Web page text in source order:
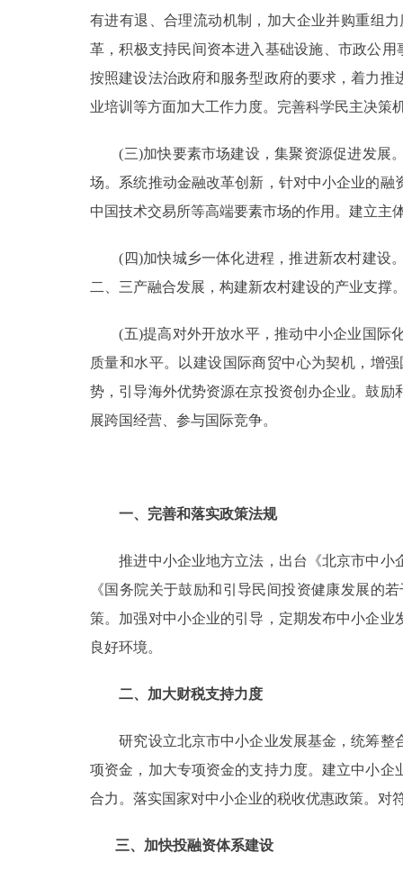
有进有退、合理流动机制，加大企业并购重组
革，积极支持民间资本进入基础设施、市政公
按照建设法治政府和服务型政府的要求，着力
业培训等方面加大工作力度。完善科学民主决策
(三)加快要素市场建设，集聚资源促进发展。
场。系统推动金融改革创新，针对中小企业的
中国技术交易所等高端要素市场的作用。建立主
(四)加快城乡一体化进程，推进新农村建设。
二、三产融合发展，构建新农村建设的产业支
(五)提高对外开放水平，推动中小企业国际化
质量和水平。以建设国际商贸中心为契机，增
势，引导海外优势资源在京投资创办企业。鼓
展跨国经营、参与国际竞争。
一、完善和落实政策法规
推进中小企业地方立法，出台《北京市中小
《国务院关于鼓励和引导民间投资健康发展的
策。加强对中小企业的引导，定期发布中小企
良好环境。
二、加大财税支持力度
研究设立北京市中小企业发展基金，统筹整
项资金，加大专项资金的支持力度。建立中小
合力。落实国家对中小企业的税收优惠政策。对
三、加快投融资体系建设